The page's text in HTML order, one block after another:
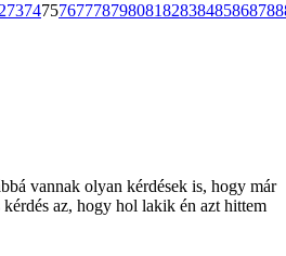
73747576777879808182838485868788
vannak olyan kérdések is, hogy már
az, hogy hol lakik én azt hittem